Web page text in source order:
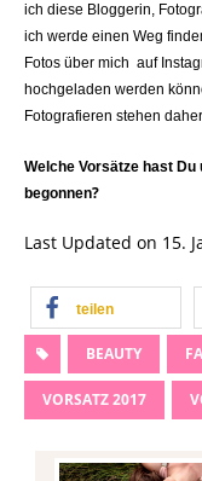
ich diese Bloggerin,
ich werde einen Weg
Fotos über mich auf
hochgeladen werden
Fotografieren stehen
Welche Vorsätze hast
begonnen?
Last Updated on 15.
teilen
BEAUTY
VORSATZ 2017